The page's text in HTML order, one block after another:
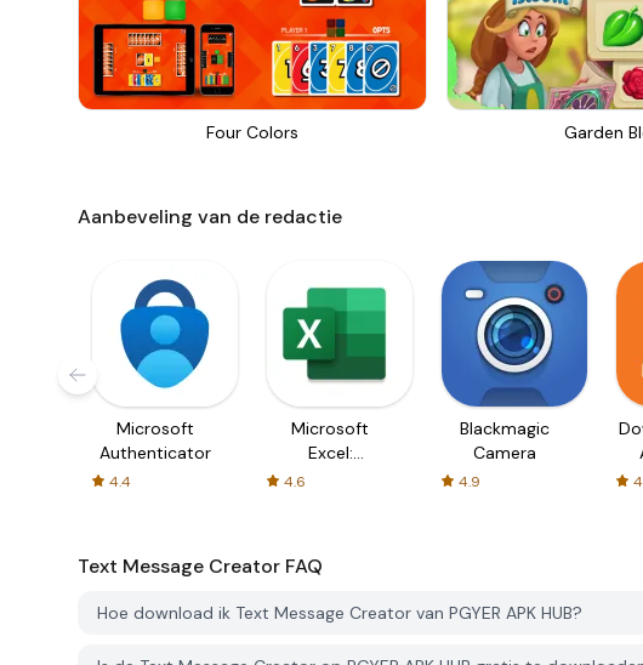
Four Colors Garden
Aanbeveling van de redactie
Microsoft
Authenticator
4.4
Microsoft
Excel:
Spreadsheets
4.6
Blackmagic
Camera
4.9
Text Message Creator FAQ
Hoe download ik Text Message Creator van PGYER APK HUB?